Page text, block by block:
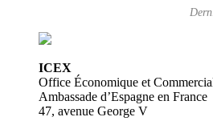
ICEX
Office Économique et
Ambassade d’Espagne en France
47, avenue George V